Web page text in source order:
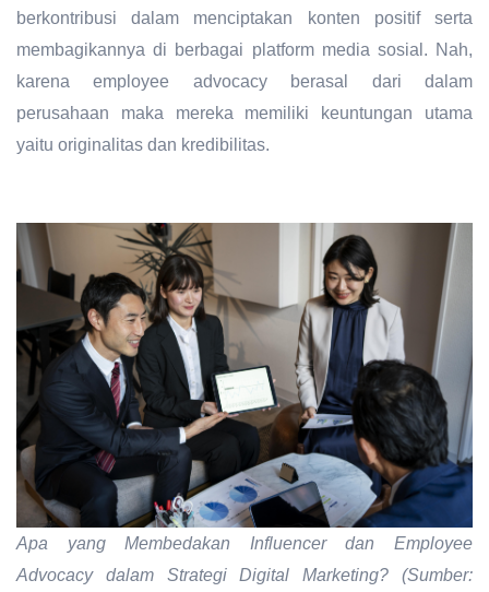
berkontribusi dalam menciptakan konten positif serta
membagikannya di berbagai platform media sosial. Nah,
karena employee advocacy berasal dari dalam
perusahaan maka mereka memiliki keuntungan utama
yaitu originalitas dan kredibilitas.
Apa yang Membedakan Influencer dan Employee
Advocacy dalam Strategi Digital Marketing? (Sumber: